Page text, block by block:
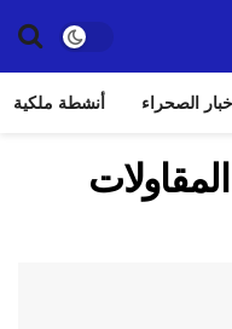
أخبار الصحراء أنشطة ملكية